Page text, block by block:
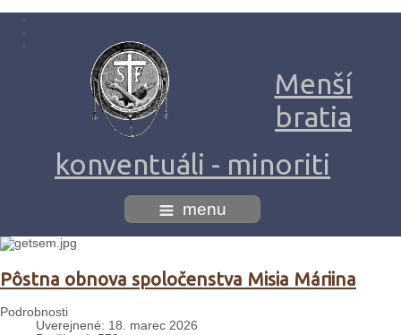
Menší
bratia
konventuáli - minoriti
menu
Pôstna obnova spoločenstva Misia Máriina
Podrobnosti
Uverejnené: 18. marec 2026